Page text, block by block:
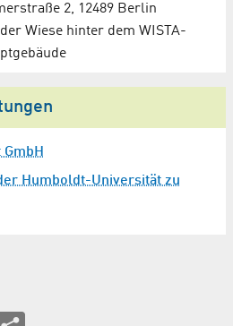
2, 12489 Berlin
Wiese hinter dem WISTA-
Humboldt-Universität zu